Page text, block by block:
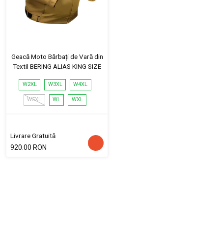
Geacă Moto Bărbați de Vară din
Textil BERING ALIAS KING SIZE
W2XL W3XL W4XL
W5XL WL WXL
Livrare Gratuită
920.00 RON